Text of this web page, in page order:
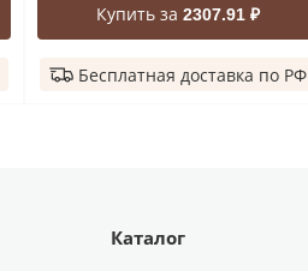
Купить за 2307.91 ₽
Бесплатная доставка по РФ
Каталог